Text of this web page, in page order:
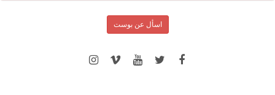
اسأل عن بوست